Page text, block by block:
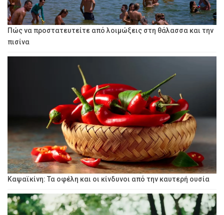
Πώς να προστατευτείτε από λοιμώξεις στη θάλασσα και την
πισίνα
Καψαϊκίνη: Τα οφέλη και οι κίνδυνοι από την καυτερή ουσία